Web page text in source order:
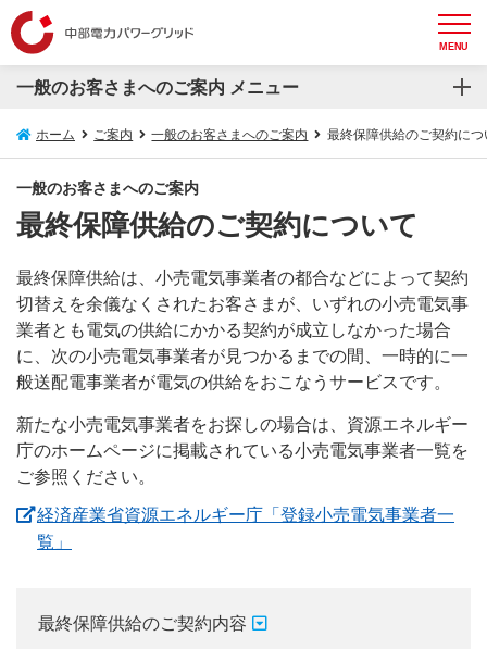
MENU
一般のお客さまへのご案内 メニュー
一般のお客さまへのご案内
再生可能エネルギー発電設備等の接続について
電気の安心情報
安心してお使いいただくためのお願い
スマートメーターについて
電圧フリッカについて
埋設物調査・送電線下作業受付システム
防護管WEB受付システム
最終保障供給のご契約について
「省エネ」電化機器について
ホーム ご案内 一般のお客さまへのご案内 最終保障供給のご契約につ
一般のお客さまへのご案内
最終保障供給のご契約について
最終保障供給は、小売電気事業者の都合などによって契約
切替えを余儀なくされたお客さまが、いずれの小売電気事
業者とも電気の供給にかかる契約が成立しなかった場合
に、次の小売電気事業者が見つかるまでの間、一時的に一
般送配電事業者が電気の供給をおこなうサービスです。
新たな小売電気事業者をお探しの場合は、資源エネルギー
庁のホームページに掲載されている小売電気事業者一覧を
ご参照ください。
経済産業省資源エネルギー庁「登録小売電気事業者一
覧」
最終保障供給のご契約内容